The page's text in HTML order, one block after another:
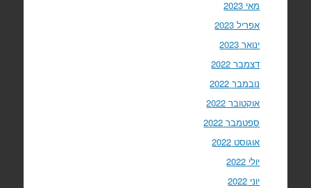
מאי 2023
אפריל 2023
ינואר 2023
דצמבר 2022
נובמבר 2022
אוקטובר 2022
ספטמבר 2022
אוגוסט 2022
יולי 2022
יוני 2022